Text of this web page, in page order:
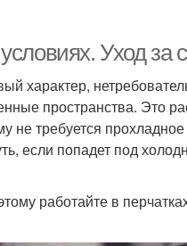
Уход
характер,
пространства. Это
не требуется
если попадет под
работайте в